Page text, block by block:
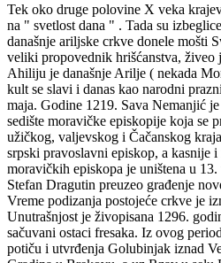
Tek oko druge polovine X veka
na " svetlost dana " . Tada su
današnje ariljske crkve donele mošti
veliki propovednik hrišćanstva, živeo
Ahiliju je današnje Arilje ( nekada
kult se slavi i danas kao narodni
maja. Godine 1219. Sava Nemanjić
sedište moravičke episkopije koja se
užičkog, valjevskog i Čačanskog
srpski pravoslavni episkop, a kasnije
moravičkih episkopa je uništena u
Stefan Dragutin preuzeo građenje
Vreme podizanja postojeće crkve je
Unutrašnjost je živopisana 1296.
sačuvani ostaci fresaka. Iz ovog
potiču i utvrđenja Golubinjak iznad